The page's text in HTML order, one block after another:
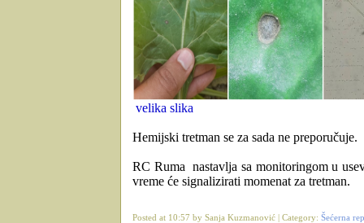
velika slika
Hemijski tretman se za sada ne preporučuje.
RC Ruma nastavlja sa monitoringom u
vreme će signalizirati momenat za tretman.
Posted at 10:57 by Sanja Kuzmanović | Category: Šećerna